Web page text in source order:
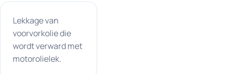
Lekkage van
voorvorkolie die
wordt verward met
motorolielek.